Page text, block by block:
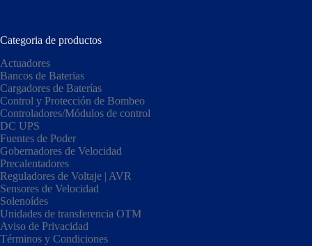
Categoria de productos
Actuadores
Bancos de Baterias
Cargadores de Baterías
Control y Protección de Bombeo
Controladores/Módulos de control
DC UPS
Fuentes de Poder
Gobernadores de Velocidad
Precalentadores
Reguladores de Voltaje | AVR
Sensores de Velocidad
Solenoídes
Unidades de transferencia OTM
Aviso de Privacidad
Términos y Condiciones